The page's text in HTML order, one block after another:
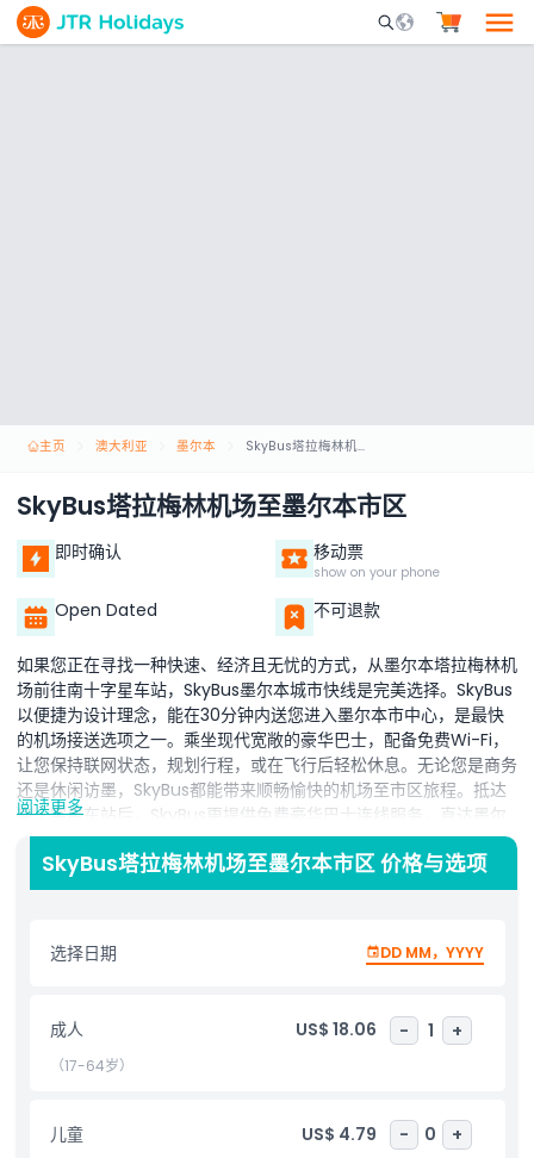
Mobile Search
主页 澳大利亚 墨尔本 SkyBus塔拉梅林机场至墨尔本市区
SkyBus塔拉梅林机场至墨尔本市区
即时确认 移动票
show on your phone
Open Dated 不可退款
如果您正在寻找一种快速、经济且无忧的方式，从墨尔本塔拉梅林机
场前往南十字星车站，SkyBus墨尔本城市快线是完美选择。SkyBus
以便捷为设计理念，能在30分钟内送您进入墨尔本市中心，是最快
的机场接送选项之一。乘坐现代宽敞的豪华巴士，配备免费Wi-Fi，
让您保持联网状态，规划行程，或在飞行后轻松休息。无论您是商务
还是休闲访墨，SkyBus都能带来顺畅愉快的机场至市区旅程。抵达
南十字星车站后，SkyBus更提供免费豪华巴士连线服务，直达墨尔
本中央商务区八个主要地点。此无缝连接助您轻松抵达住宿地点，无
需寻找额外交通工具。SkyBus全天候24小时运营，塔拉梅林机场每
10分钟一班。频繁发车、可靠服务、竞争价格，使SkyBus成为前往
开启轻松的墨尔本之旅。
亮点
阅读更多
SkyBus塔拉梅林机场至墨尔本市区 价格与选项
选择日期 DD MM，YYYY
成人 US$ 18.06 - 1 +
（17-64岁）
儿童 US$ 4.79 - 0 +